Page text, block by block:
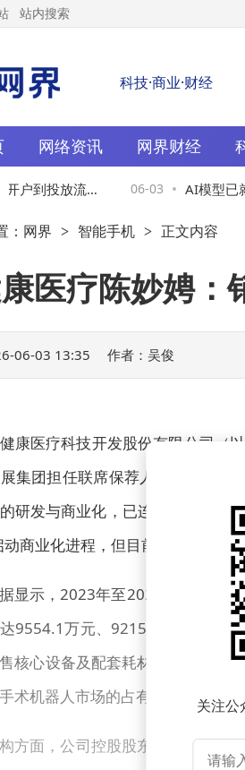
站内搜索
科技·商业·财经
网络资讯 网界财经
到投放流程 06-03 AI模型已就
I真正成为可
： 网界 > 智能手机 > 正文内容
医疗陈妙娉：
06-03 13:35 作者：吴俊
康医疗科技开发股份有限公司（
集团担任联席保荐人。根据招股
研发与商业化，已连续三年在中
商业化进程，但目前收入规模仍
显示，2023年至2025年上半年
9554.1万元、9215.6万元及
核心设备及配套耗材获得收入，
术机器人市场的占有率自2022年
方面，公司控股股东为张昊任及
关注公